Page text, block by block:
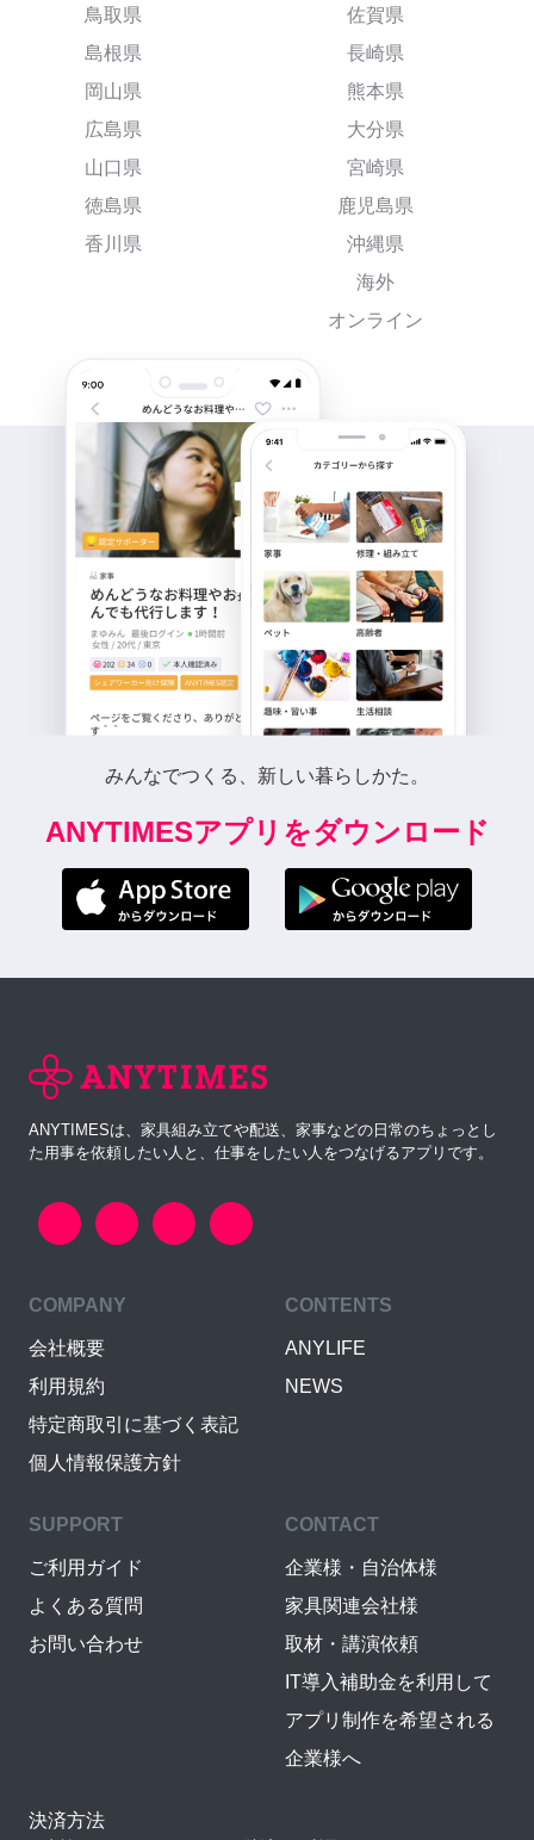
鳥取県
島根県
岡山県
広島県
山口県
徳島県
香川県
佐賀県
長崎県
熊本県
大分県
宮崎県
鹿児島県
沖縄県
海外
オンライン
みんなでつくる、新しい暮らしかた。
ANYTIMESアプリをダウンロード
ANYTIMESは、家具組み立てや配送、家事などの日常のちょっとし
た用事を依頼したい人と、仕事をしたい人をつなげるアプリです。
COMPANY
会社概要
利用規約
特定商取引に基づく表記
個人情報保護方針
CONTENTS
ANYLIFE
NEWS
SUPPORT
ご利用ガイド
よくある質問
お問い合わせ
CONTACT
企業様・自治体様
家具関連会社様
取材・講演依頼
IT導入補助金を利用して
アプリ制作を希望される
企業様へ
決済方法